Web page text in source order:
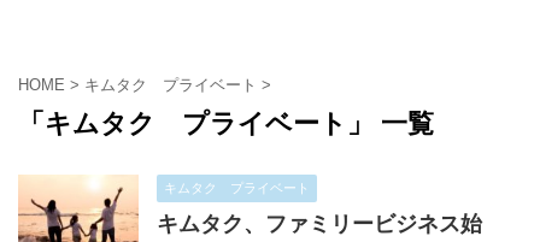
HOME > キムタク プライベート >
「キムタク プライベート」 一覧
キムタク プライベート
キムタク、ファミリービジネス始